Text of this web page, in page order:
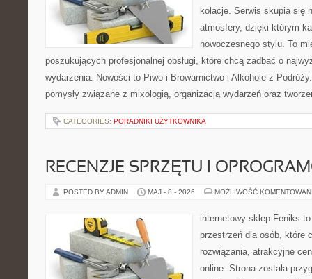
kolacje. Serwis skupia się
atmosfery, dzięki którym
nowoczesnego stylu. To
poszukujących profesjonalnej obsługi, które chcą zadbać o
wydarzenia. Nowości to Piwo i Browarnictwo i Alkohole z
pomysły związane z mixologią, organizacją wydarzeń oraz
CATEGORIES: PORADNIKI UŻYTKOWNIKA
RECENZJE SPRZĘTU I
POSTED BY ADMIN MAJ - 8 - 2026 MOŻLIWOŚĆ
internetowy sklep Feniks
przestrzeń dla osób, które
rozwiązania, atrakcyjne
online. Strona została